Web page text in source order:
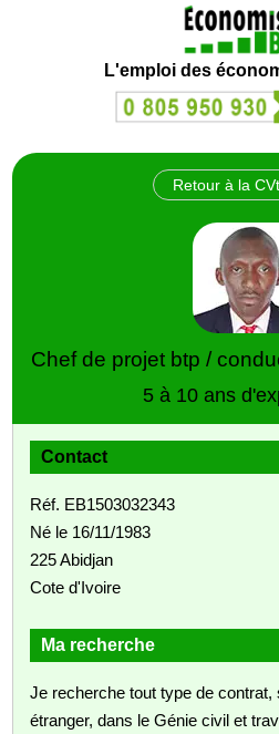
L'emploi des
Retour à la
Chef de projet btp /
5 à 10 ans
Contact
Réf. EB1503032343
Né le 16/11/1983
225 Abidjan
Cote d'Ivoire
Ma recherche
Je recherche tout type de contrat,
étranger, dans le Génie civil et